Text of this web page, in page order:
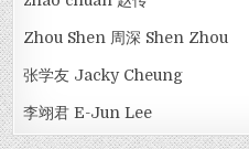
Zhou Shen 周深 Shen Zhou
张学友 Jacky Cheung
李翊君 E-Jun Lee